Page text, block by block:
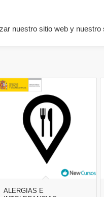
ALERGIAS E
nuestro sitio web y nuestro